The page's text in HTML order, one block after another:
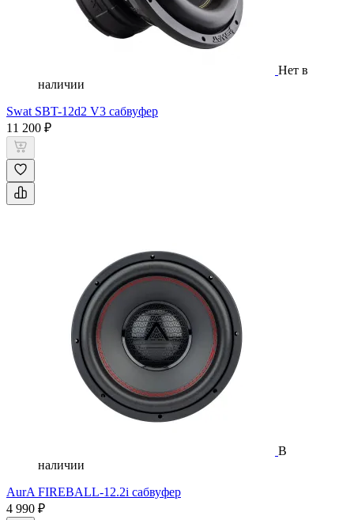
Нет в
наличии
Swat SBT-12d2 V3 сабвуфер
11 200 ₽
В
наличии
AurA FIREBALL-12.2i сабвуфер
4 990 ₽